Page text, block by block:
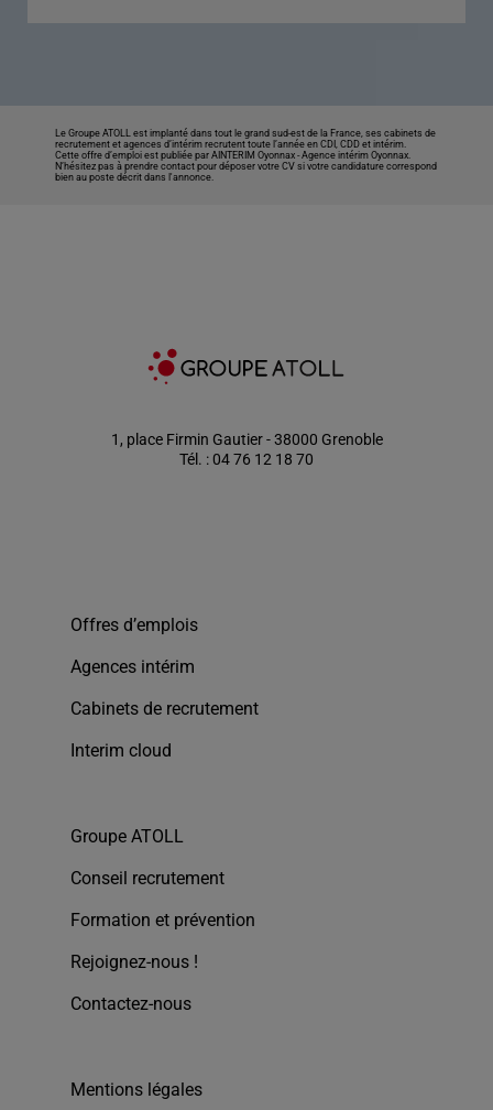
Le Groupe ATOLL est implanté dans tout le grand sud-est de la France, ses cabinets de
recrutement et agences d’intérim recrutent toute l’année en CDI, CDD et intérim.
Cette offre d’emploi est publiée par AINTERIM Oyonnax -Agence intérim Oyonnax.
N’hésitez pas à prendre contact pour déposer votre CV si votre candidature correspond
bien au poste décrit dans l'annonce.
1, place Firmin Gautier - 38000 Grenoble
Tél. : 04 76 12 18 70
Offres d’emplois
Agences intérim
Cabinets de recrutement
Interim cloud
Groupe ATOLL
Conseil recrutement
Formation et prévention
Rejoignez-nous !
Contactez-nous
Mentions légales